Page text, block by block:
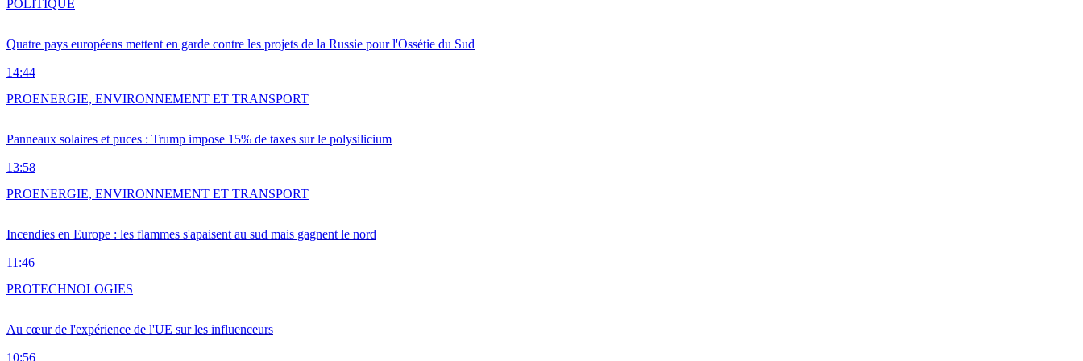
Quatre pays européens mettent en garde contre les projets de la Russie pour l'Ossétie du Sud
14:44
POLITIQUE
Panneaux solaires et puces : Trump impose 15% de taxes sur le polysilicium
13:58
PROENERGIE, ENVIRONNEMENT ET TRANSPORT
Incendies en Europe : les flammes s'apaisent au sud mais gagnent le nord
11:46
PROENERGIE, ENVIRONNEMENT ET TRANSPORT
Au cœur de l'expérience de l'UE sur les influenceurs
10:56
PROTECHNOLOGIES